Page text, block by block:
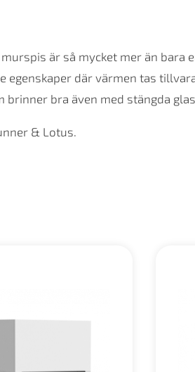
är så mycket mer än bara
egenskaper där värmen tas
bra även med stängda
& Lotus.